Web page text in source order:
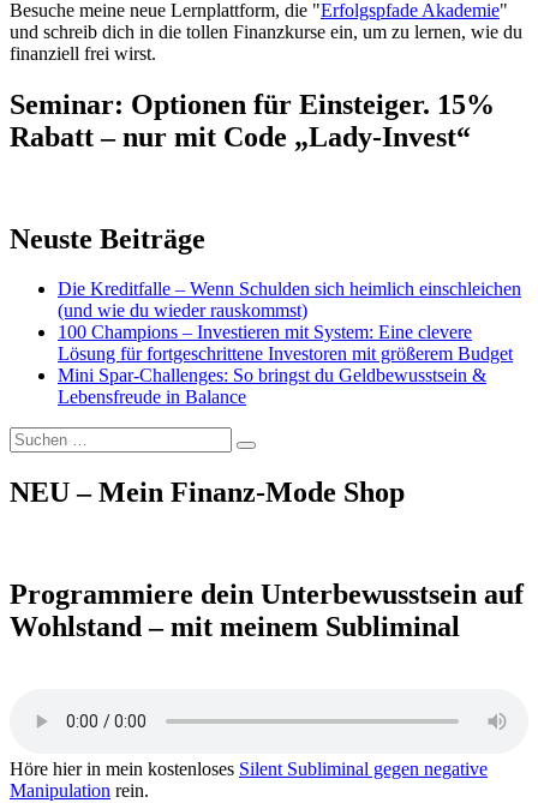
Besuche meine neue Lernplattform, die "Erfolgspfade Akademie"
und schreib dich in die tollen Finanzkurse ein, um zu lernen, wie du
finanziell frei wirst.
Seminar: Optionen für Einsteiger. 15%
Rabatt – nur mit Code „Lady-Invest“
Neuste Beiträge
Die Kreditfalle – Wenn Schulden sich heimlich einschleichen
(und wie du wieder rauskommst)
100 Champions – Investieren mit System: Eine clevere
Lösung für fortgeschrittene Investoren mit größerem Budget
Mini Spar-Challenges: So bringst du Geldbewusstsein &
Lebensfreude in Balance
Suchen
nach:
Suchen
NEU – Mein Finanz-Mode Shop
Programmiere dein Unterbewusstsein auf
Wohlstand – mit meinem Subliminal
Höre hier in mein kostenloses Silent Subliminal gegen negative
Manipulation rein.